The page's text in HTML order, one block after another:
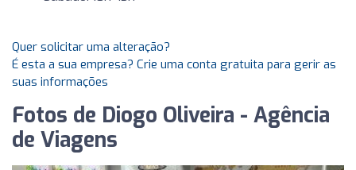
Quer solicitar uma alteração?
É esta a sua empresa? Crie uma conta gratuita para gerir as
suas informações
Fotos de Diogo Oliveira - Agência
de Viagens